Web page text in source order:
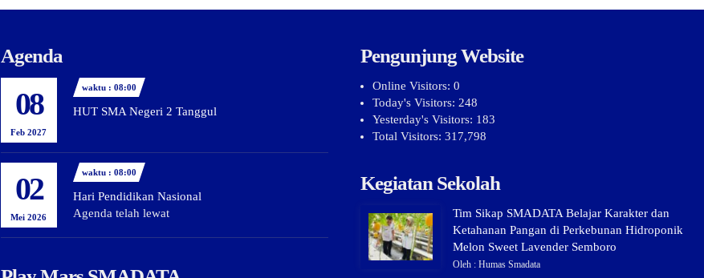
Agenda
08
Feb 2027
waktu : 08:00
HUT SMA Negeri 2 Tanggul
02
Mei 2026
waktu : 08:00
Hari Pendidikan Nasional
Agenda telah lewat
Pengunjung Website
Online Visitors: 0
Today's Visitors: 248
Yesterday's Visitors: 183
Total Visitors: 317,798
Kegiatan Sekolah
Tim Sikap SMADATA Belajar Karakter dan
Ketahanan Pangan di Perkebunan Hidroponik
Melon Sweet Lavender Semboro
Oleh : Humas Smadata